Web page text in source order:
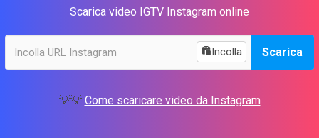
Scarica video IGTV Instagram online
Incolla Scarica
💡💡 Come scaricare video da Instagram